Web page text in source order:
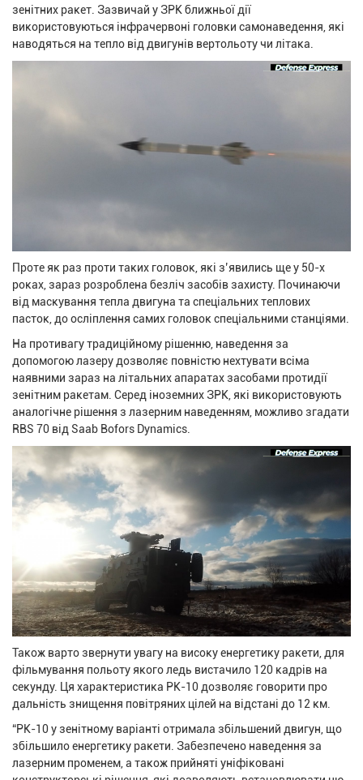
зенітних ракет. Зазвичай у ЗРК ближньої дії
використовуються інфрачервоні головки самонаведення, які
наводяться на тепло від двигунів вертольоту чи літака.
Проте як раз проти таких головок, які з’явились ще у 50-х
роках, зараз розроблена безліч засобів захисту. Починаючи
від маскування тепла двигуна та спеціальних теплових
пасток, до осліплення самих головок спеціальними станціями.
На противагу традиційному рішенню, наведення за
допомогою лазеру дозволяє повністю нехтувати всіма
наявними зараз на літальних апаратах засобами протидії
зенітним ракетам. Серед іноземних ЗРК, які використовують
аналогічне рішення з лазерним наведенням, можливо згадати
RBS 70 від Saab Bofors Dynamics.
Також варто звернути увагу на високу енергетику ракети, для
фільмування польоту якого ледь вистачило 120 кадрів на
секунду. Ця характеристика РК-10 дозволяє говорити про
дальність знищення повітряних цілей на відстані до 12 км.
“РК-10 у зенітному варіанті отримала збільшений двигун, що
збільшило енергетику ракети. Забезпечено наведення за
лазерним променем, а також прийняті уніфіковані